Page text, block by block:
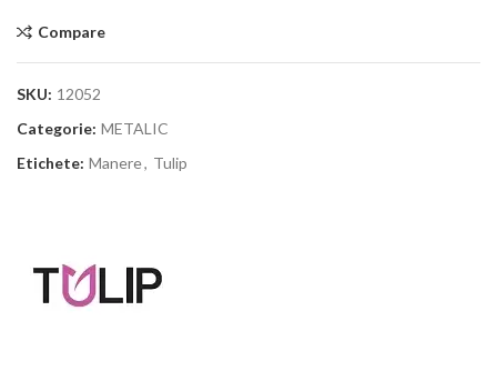
Compare
SKU: 12052
Categorie: METALIC
Etichete: Manere, Tulip